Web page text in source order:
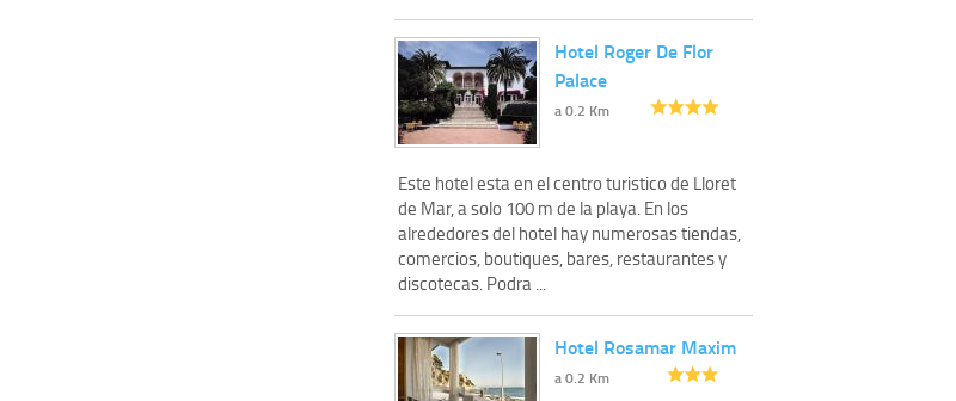
Hotel Roger De Flor
Palace
a 0.2 Km
Este hotel esta en el centro turistico de Lloret
de Mar, a solo 100 m de la playa. En los
alrededores del hotel hay numerosas tiendas,
comercios, boutiques, bares, restaurantes y
discotecas. Podra ...
Hotel Rosamar Maxim
a 0.2 Km